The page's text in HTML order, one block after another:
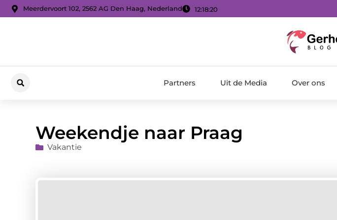
Meerdervoort 102, 2562 AG Den Haag, Nederland 12:18:21
Partners Uit de Media Over ons
Weekendje naar Praag
Vakantie